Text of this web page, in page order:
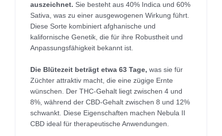
auszeichnet. Sie besteht aus 40% Indica und 60%
Sativa, was zu einer ausgewogenen Wirkung führt.
Diese Sorte kombiniert afghanische und
kalifornische Genetik, die für ihre Robustheit und
Anpassungsfähigkeit bekannt ist.
Die Blütezeit beträgt etwa 63 Tage, was sie für
Züchter attraktiv macht, die eine zügige Ernte
wünschen. Der THC-Gehalt liegt zwischen 4 und
8%, während der CBD-Gehalt zwischen 8 und 12%
schwankt. Diese Eigenschaften machen Nebula II
CBD ideal für therapeutische Anwendungen.